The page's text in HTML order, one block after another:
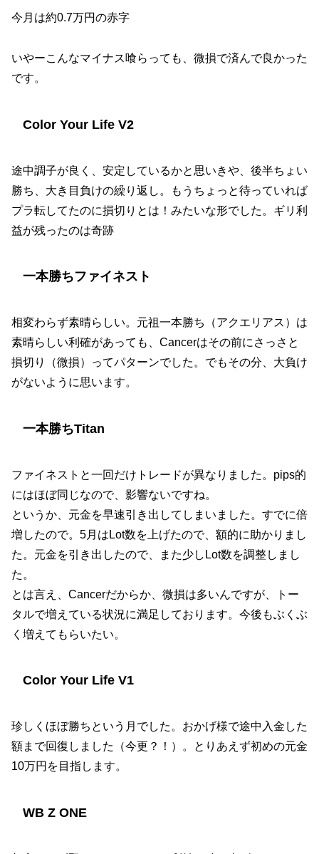
今月は約0.7万円の赤字
いやーこんなマイナス喰らっても、微損で済んで良かった
です。
Color Your Life V2
途中調子が良く、安定しているかと思いきや、後半ちょい
勝ち、大き目負けの繰り返し。もうちょっと待っていれば
プラ転してたのに損切りとは！みたいな形でした。ギリ利
益が残ったのは奇跡
一本勝ちファイネスト
相変わらず素晴らしい。元祖一本勝ち（アクエリアス）は
素晴らしい利確があっても、Cancerはその前にさっさと
損切り（微損）ってパターンでした。でもその分、大負け
がないように思います。
一本勝ちTitan
ファイネストと一回だけトレードが異なりました。pips的
にはほぼ同じなので、影響ないですね。
というか、元金を早速引き出してしまいました。すでに倍
増したので。5月はLot数を上げたので、額的に助かりまし
た。元金を引き出したので、また少しLot数を調整しまし
た。
とは言え、Cancerだからか、微損は多いんですが、トー
タルで増えている状況に満足しております。今後もぶくぶ
く増えてもらいたい。
Color Your Life V1
珍しくほぼ勝ちという月でした。おかげ様で途中入金した
額まで回復しました（今更？！）。とりあえず初めの元金
10万円を目指します。
WB Z ONE